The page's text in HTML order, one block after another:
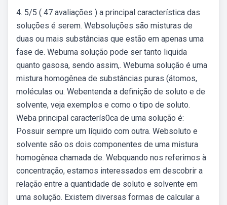
4. 5/5 ( 47 avaliações ) a principal característica das
soluções é serem. Websoluções são misturas de
duas ou mais substâncias que estão em apenas uma
fase de. Webuma solução pode ser tanto liquida
quanto gasosa, sendo assim,. Webuma solução é uma
mistura homogênea de substâncias puras (átomos,
moléculas ou. Webentenda a definição de soluto e de
solvente, veja exemplos e como o tipo de soluto.
Weba principal caracterís0ca de uma solução é:
Possuir sempre um líquido com outra. Websoluto e
solvente são os dois componentes de uma mistura
homogênea chamada de. Webquando nos referimos à
concentração, estamos interessados em descobrir a
relação entre a quantidade de soluto e solvente em
uma solução. Existem diversas formas de calcular a